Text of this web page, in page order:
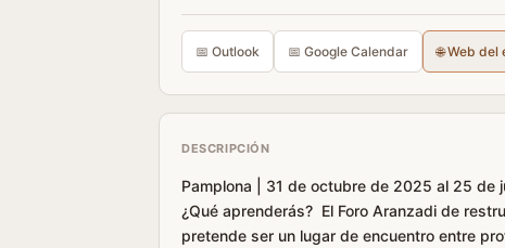
📅 Outlook 📅 Google Calendar 🌐 Web del
DESCRIPCIÓN
Pamplona | 31 de octubre de 2025 al 25 de
¿Qué aprenderás? El Foro Aranzadi de
pretende ser un lugar de encuentro entre